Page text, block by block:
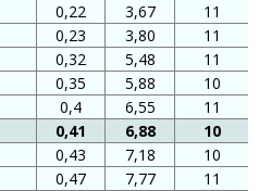
0,22 3,67
11
0,23 3,80 11
0,32 5,48
11
0,35 5,88
10
0,4 6,55
11
0,41 6,88
10
0,43 7,18
10
0,47 7,77
11